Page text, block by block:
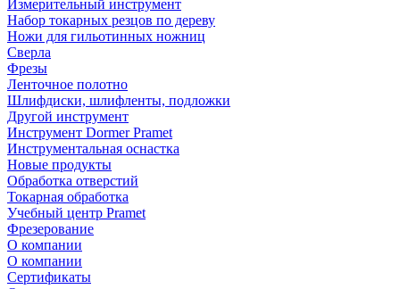
Измерительный инструмент
Набор токарных резцов по дереву
Ножи для гильотинных ножниц
Сверла
Фрезы
Ленточное полотно
Шлифдиски, шлифленты, подложки
Другой инструмент
Инструмент Dormer Pramet
Инструментальная оснастка
Новые продукты
Обработка отверстий
Токарная обработка
Учебный центр Pramet
Фрезерование
О компании
О компании
Сертификаты